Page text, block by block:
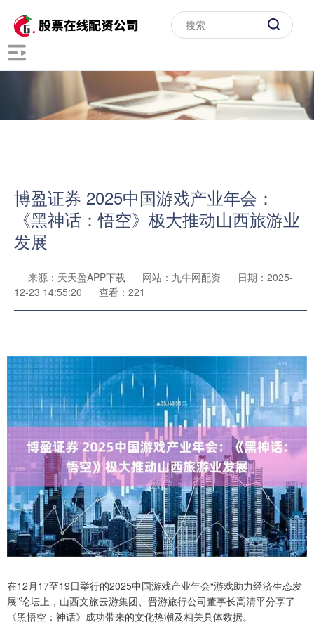
博盈证券 2025中国游戏产业年会：
《黑神话：悟空》极大推动山西旅游业
发展
来源：天天盈APP下载 网站：九牛网配资
日期：2025-
12-23 14:55:20
查看：221
在12月17至19日举行的2025中国游戏产业年会“游戏助力经济生态发
展”论坛上，山西文旅云游集团、晋游旅行公司董事长高清平分享了
《黑悟空：神话》成功带来的文化热潮及相关具体数据。